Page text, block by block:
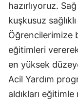
hazırlıyoruz.
kuşkusuz
Öğrencilerimize
eğitimleri
en yüksek
Acil Yardım
aldıkları